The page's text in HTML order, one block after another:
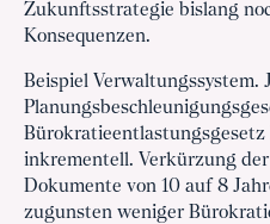
Zukunftsstrategie bislang
Konsequenzen.
Beispiel Verwaltungssystem.
inkrementell. Verkürzung
Dokumente von 10 auf 8
zugunsten weniger